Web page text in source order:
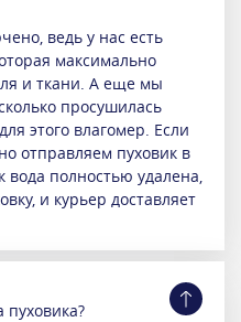
ведь у нас есть
максимально
и ткани. А еще мы
просушилась
этого влагомер. Если
отправляем пуховик в
вода полностью удалена,
и курьер доставляет
пуховика?